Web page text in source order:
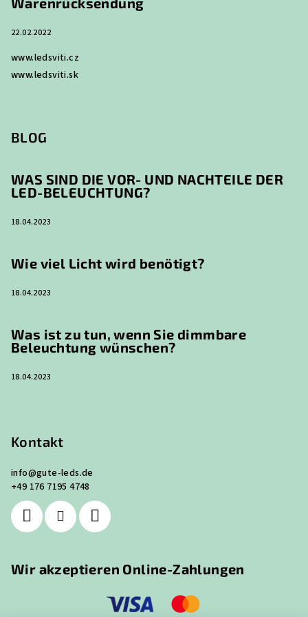
22.02.2022
www.ledsviti.cz
www.ledsviti.sk
BLOG
WAS SIND DIE VOR- UND NACHTEILE DER
LED-BELEUCHTUNG?
18.04.2023
Wie viel Licht wird benötigt?
18.04.2023
Was ist zu tun, wenn Sie dimmbare
Beleuchtung wünschen?
18.04.2023
Kontakt
info@gute-leds.de
+49 176 7195 4748
Wir akzeptieren Online-Zahlungen